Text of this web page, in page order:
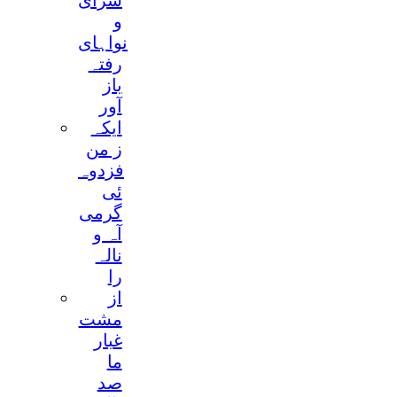
و
نواہای
رفتہ
باز
آور
ایکہ
ز من
فزدوہ
ئی
گرمی
آہ و
نالہ
را
از
مشت
غبار
ما
صد